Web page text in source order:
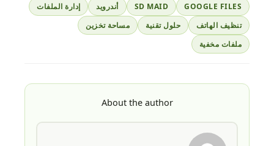
GOOGLE FILES
SD MAID أندرويد
إدارة الملفات
تنظيف الهاتف
حلول تقنية
مساحة تخزين
ملفات مخفية
About the author